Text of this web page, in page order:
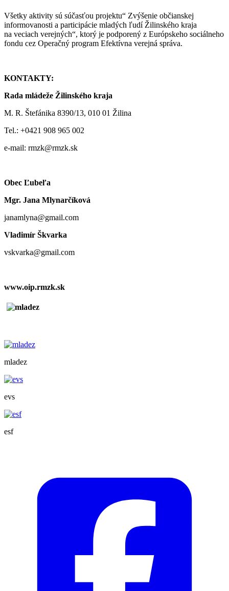
Všetky aktivity sú súčasťou projektu“ Zvýšenie občianskej
informovanosti a participácie mladých ľudí Žilinského kraja
na veciach verejných“, ktorý je podporený z Európskeho sociálneho
fondu cez Operačný program Efektívna verejná správa.
KONTAKTY:
Rada mládeže Žilinského kraja
M. R. Štefánika 8390/13, 010 01 Žilina
Tel.: +0421 908 965 002
e-mail: rmzk@rmzk.sk
Obec Ľubeľa
Mgr. Jana Mlynarčíková
janamlyna@gmail.com
Vladimír Škvarka
vskvarka@gmail.com
www.oip.rmzk.sk
mladez
evs
esf